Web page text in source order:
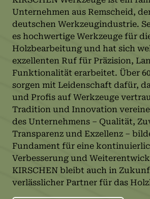
Unternehmen aus Remscheid,
deutschen Werkzeugindustrie.
es hochwertige Werkzeuge für
Holzbearbeitung und hat sich
exzellenten Ruf für Präzision,
Funktionalität erarbeitet. Über
sorgen mit Leidenschaft dafür,
und Profis auf Werkzeuge
Tradition und Innovation
des Unternehmens – Qualität,
Transparenz und Exzellenz –
Fundament für eine
Verbesserung und
KIRSCHEN bleibt auch in
verlässlicher Partner für das